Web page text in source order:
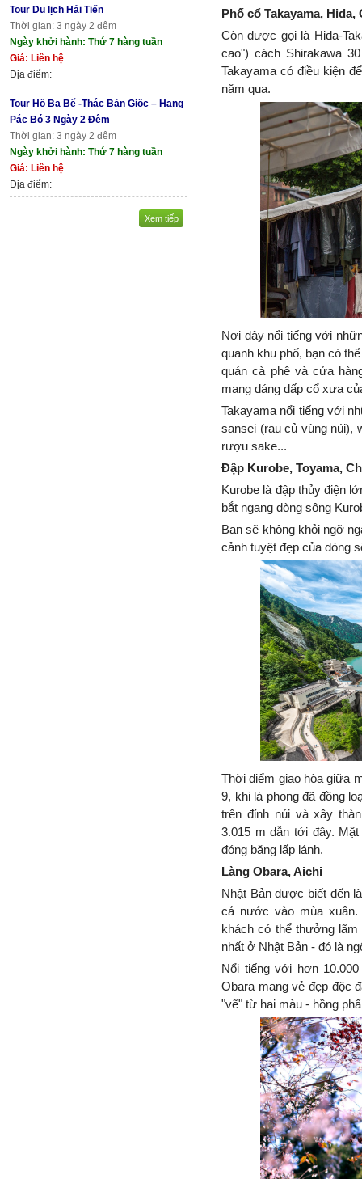
Tour Du lịch Hải Tiến
Thời gian: 3 ngày 2 đêm
Ngày khởi hành: Thứ 7 hàng tuần
Giá: Liên hệ
Địa điểm:
Tour Hồ Ba Bể -Thác Bản Giốc – Hang
Pác Bó 3 Ngày 2 Đêm
Thời gian: 3 ngày 2 đêm
Ngày khởi hành: Thứ 7 hàng tuần
Giá: Liên hệ
Địa điểm:
Xem tiếp
Phố cổ Takayama, Hida,
Còn được gọi là Hida-
cao") cách Shirakawa
Takayama có điều kiện
năm qua.
Nơi đây nổi tiếng với
quanh khu phố, bạn có
quán cà phê và cửa
mang dáng dấp cổ xưa
Takayama nổi tiếng với
sansei (rau củ vùng núi),
rượu sake...
Đập Kurobe, Toyama,
Kurobe là đập thủy điện
bắt ngang dòng sông
Bạn sẽ không khỏi ngỡ
cảnh tuyệt đẹp của dòng
Thời điểm giao hòa giữa
9, khi lá phong đã đồng
trên đỉnh núi và xây
3.015 m dẫn tới đây.
đóng băng lấp lánh.
Làng Obara, Aichi
Nhật Bản được biết đến
cả nước vào mùa
khách có thể thưởng
nhất ở Nhật Bản - đó là
Nổi tiếng với hơn
Obara mang vẻ đẹp độc
"vẽ" từ hai màu - hồng